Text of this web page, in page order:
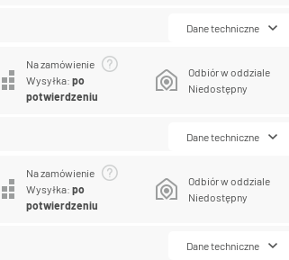
Dane techniczne
Na zamówienie
Wysyłka:po
potwierdzeniu
Odbiór w oddziale
Niedostępny
Dane techniczne
Na zamówienie
Wysyłka:po
potwierdzeniu
Odbiór w oddziale
Niedostępny
Dane techniczne